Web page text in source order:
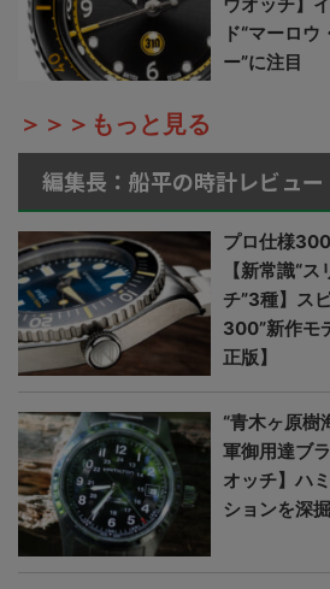
ド“マーロ
ー”に注目
＞＞＞もっと見る
編集長：船平の時計レビュー
プロ仕様
【新常識“
チ”3種】ス
300”新作モ
正版】
“青木ヶ原樹
軍御用達ブ
オッチ】ハ
ションを深